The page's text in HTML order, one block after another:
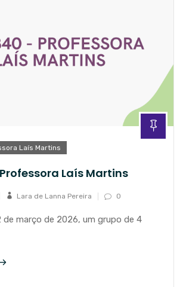
Laís Martins
Professora Laís Martins
Lara de Lanna Pereira 0
de março de 2026, um grupo de 4